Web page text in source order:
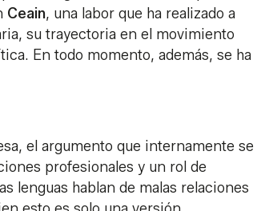
Ceain, una labor que ha realizado a
su trayectoria en el movimiento
En todo momento, además, se ha
el argumento que internamente se
profesionales y un rol de
lenguas hablan de malas relaciones